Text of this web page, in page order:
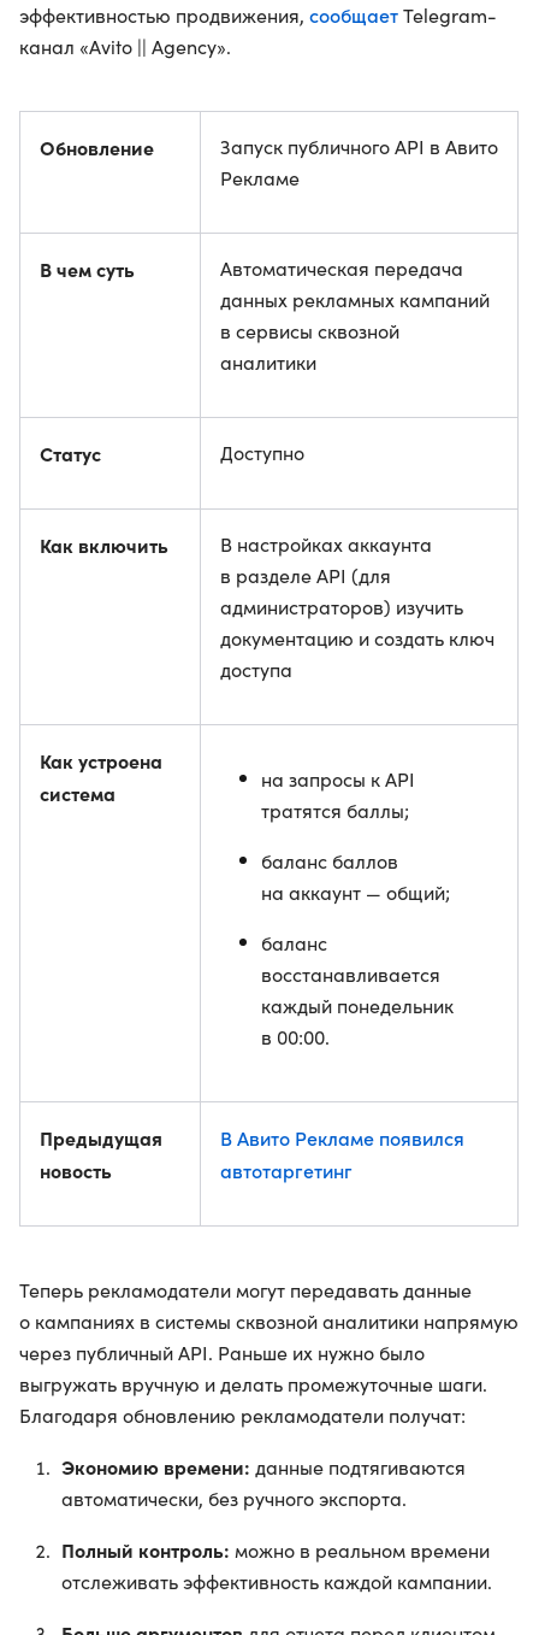
эффективностью продвижения, сообщаетTelegram-
канал «Avito || Agency».
Обновление
Запуск публичного API в Авито
Рекламе
В чем суть
Автоматическая передача
данных рекламных кампаний
в сервисы сквозной
аналитики
Статус Доступно
Как включить
В настройках аккаунта
в разделе API (для
администраторов) изучить
документацию и создать ключ
доступа
Как устроена
система
на запросы к API
тратятся баллы;
баланс баллов
на аккаунт — общий;
баланс
восстанавливается
каждый понедельник
в 00:00.
Предыдущая
новость
В Авито Рекламе появился
автотаргетинг
Теперь рекламодатели могут передавать данные
о кампаниях в системы сквозной аналитики напрямую
через публичный API. Раньше их нужно было
выгружать вручную и делать промежуточные шаги.
Благодаря обновлению рекламодатели получат:
Экономию времени: данные подтягиваются
автоматически, без ручного экспорта.
Полный контроль: можно в реальном времени
отслеживать эффективность каждой кампании.